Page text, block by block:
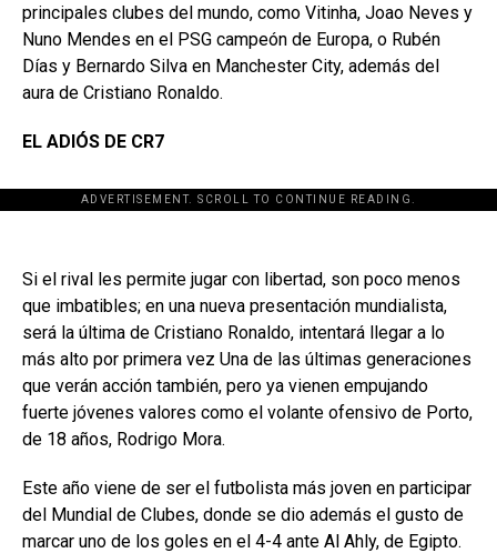
principales clubes del mundo, como Vitinha, Joao Neves y
Nuno Mendes en el PSG campeón de Europa, o Rubén
Días y Bernardo Silva en Manchester City, además del
aura de Cristiano Ronaldo.
EL ADIÓS DE CR7
ADVERTISEMENT. SCROLL TO CONTINUE READING.
Si el rival les permite jugar con libertad, son poco menos
que imbatibles; en una nueva presentación mundialista,
será la última de Cristiano Ronaldo, intentará llegar a lo
más alto por primera vez Una de las últimas generaciones
que verán acción también, pero ya vienen empujando
fuerte jóvenes valores como el volante ofensivo de Porto,
de 18 años, Rodrigo Mora.
Este año viene de ser el futbolista más joven en participar
del Mundial de Clubes, donde se dio además el gusto de
marcar uno de los goles en el 4-4 ante Al Ahly, de Egipto.